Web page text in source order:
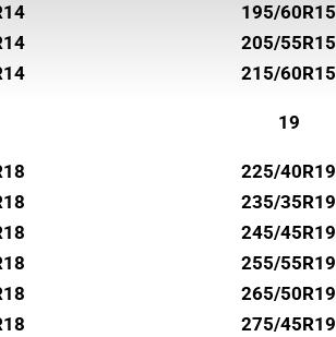
195/60R15
205/55R15
215/60R15
19
225/40R19
235/35R19
245/45R19
255/55R19
265/50R19
275/45R19